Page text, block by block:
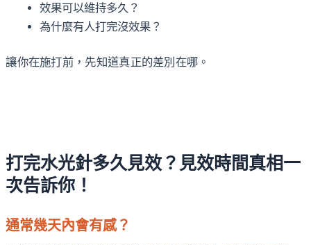
效果可以維持多久？
為什麼有人打完沒效果？
讓你在施打前，先知道真正的差別在哪。
打完水光針多久見效？見效時間真相一
次告訴你！
通常幾天內會有感？